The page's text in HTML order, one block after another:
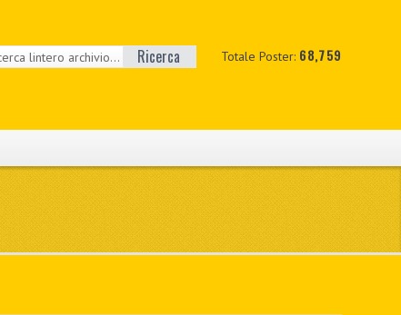
Totale Poster: 68,759
Ricerca